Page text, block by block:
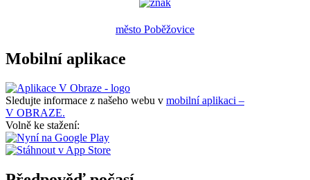
město Poběžovice
Mobilní aplikace
Sledujte informace z našeho webu v mobilní aplikaci –
V OBRAZE.
Volně ke stažení: